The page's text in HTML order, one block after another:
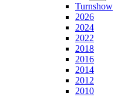
Turnshow
2026
2024
2022
2018
2016
2014
2012
2010